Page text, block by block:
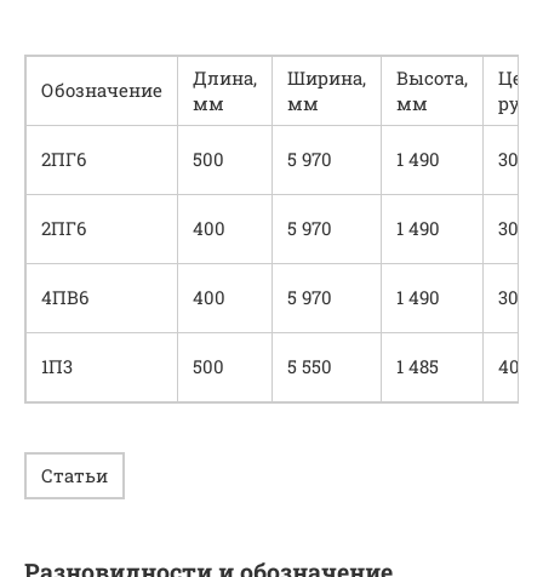
Обозначение
Длина,
мм
Ширина,
мм
Высота,
мм
2ПГ6 500 5 970 1 490 300
2ПГ6 400 5 970 1 490 300
4ПВ6 400 5 970 1 490 300
1П3 500 5 550 1 485 400
Статьи